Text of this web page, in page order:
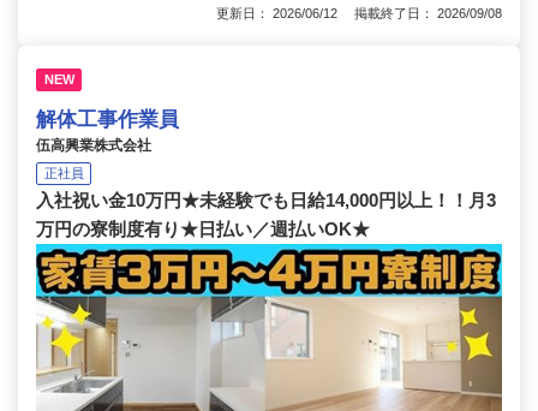
更新日： 2026/06/12 掲載終了日： 2026/09/08
NEW
解体工事作業員
伍高興業株式会社
正社員
入社祝い金10万円★未経験でも日給14,000円以上！！月3
万円の寮制度有り★日払い／週払いOK★